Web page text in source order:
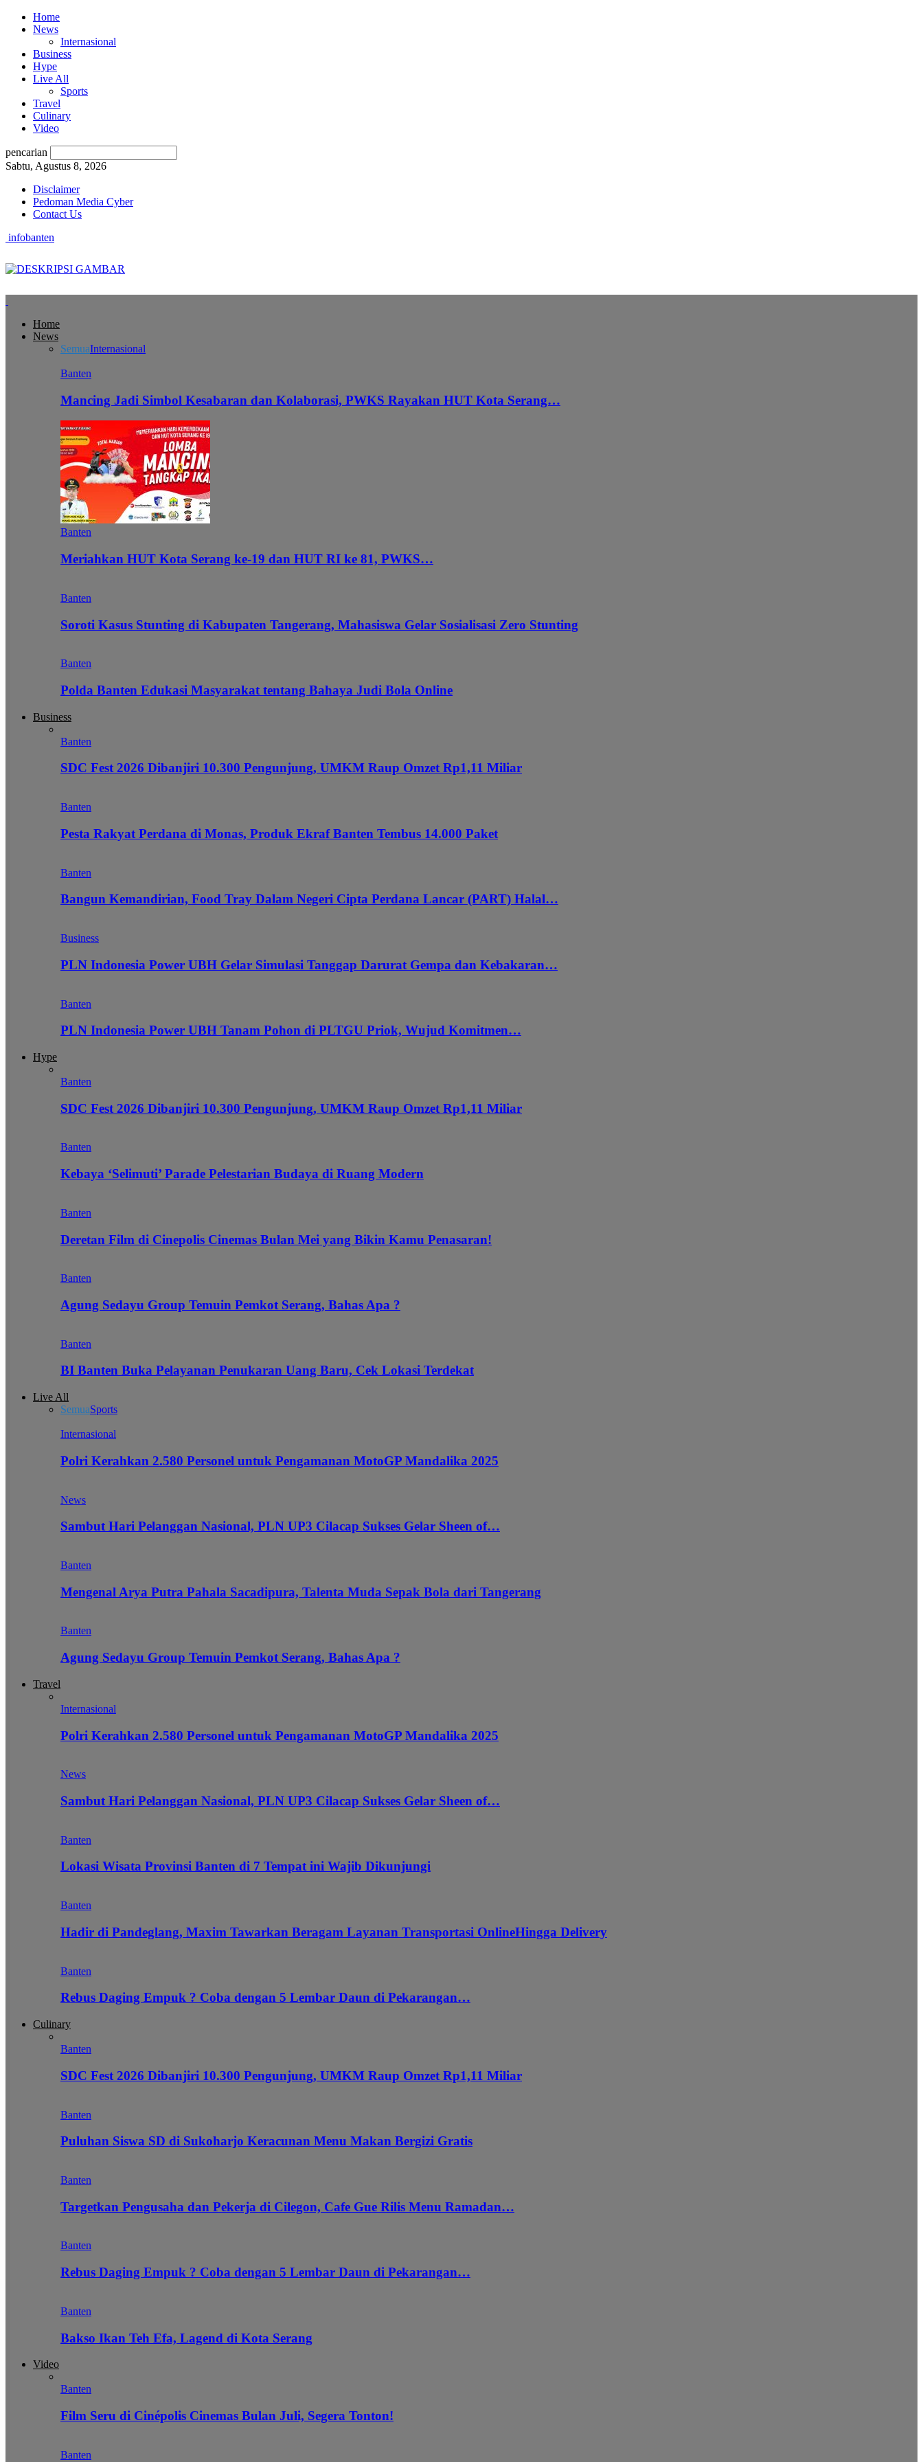
Home
News
Internasional
Business
Hype
Live All
Sports
Travel
Culinary
Video
pencarian
Sabtu, Agustus 8, 2026
Disclaimer
Pedoman Media Cyber
Contact Us
infobanten
Home
News
SemuaInternasional
Banten
Mancing Jadi Simbol Kesabaran dan Kolaborasi, PWKS Rayakan HUT Kota Serang…
Banten
Meriahkan HUT Kota Serang ke-19 dan HUT RI ke 81, PWKS…
Banten
Soroti Kasus Stunting di Kabupaten Tangerang, Mahasiswa Gelar Sosialisasi Zero Stunting
Banten
Polda Banten Edukasi Masyarakat tentang Bahaya Judi Bola Online
Business
Banten
SDC Fest 2026 Dibanjiri 10.300 Pengunjung, UMKM Raup Omzet Rp1,11 Miliar
Banten
Pesta Rakyat Perdana di Monas, Produk Ekraf Banten Tembus 14.000 Paket
Banten
Bangun Kemandirian, Food Tray Dalam Negeri Cipta Perdana Lancar (PART) Halal…
Business
PLN Indonesia Power UBH Gelar Simulasi Tanggap Darurat Gempa dan Kebakaran…
Banten
PLN Indonesia Power UBH Tanam Pohon di PLTGU Priok, Wujud Komitmen…
Hype
Banten
SDC Fest 2026 Dibanjiri 10.300 Pengunjung, UMKM Raup Omzet Rp1,11 Miliar
Banten
Kebaya ‘Selimuti’ Parade Pelestarian Budaya di Ruang Modern
Banten
Deretan Film di Cinepolis Cinemas Bulan Mei yang Bikin Kamu Penasaran!
Banten
Agung Sedayu Group Temuin Pemkot Serang, Bahas Apa ?
Banten
BI Banten Buka Pelayanan Penukaran Uang Baru, Cek Lokasi Terdekat
Live All
SemuaSports
Internasional
Polri Kerahkan 2.580 Personel untuk Pengamanan MotoGP Mandalika 2025
News
Sambut Hari Pelanggan Nasional, PLN UP3 Cilacap Sukses Gelar Sheen of…
Banten
Mengenal Arya Putra Pahala Sacadipura, Talenta Muda Sepak Bola dari Tangerang
Banten
Agung Sedayu Group Temuin Pemkot Serang, Bahas Apa ?
Travel
Internasional
Polri Kerahkan 2.580 Personel untuk Pengamanan MotoGP Mandalika 2025
News
Sambut Hari Pelanggan Nasional, PLN UP3 Cilacap Sukses Gelar Sheen of…
Banten
Lokasi Wisata Provinsi Banten di 7 Tempat ini Wajib Dikunjungi
Banten
Hadir di Pandeglang, Maxim Tawarkan Beragam Layanan Transportasi OnlineHingga Delivery
Banten
Rebus Daging Empuk ? Coba dengan 5 Lembar Daun di Pekarangan…
Culinary
Banten
SDC Fest 2026 Dibanjiri 10.300 Pengunjung, UMKM Raup Omzet Rp1,11 Miliar
Banten
Puluhan Siswa SD di Sukoharjo Keracunan Menu Makan Bergizi Gratis
Banten
Targetkan Pengusaha dan Pekerja di Cilegon, Cafe Gue Rilis Menu Ramadan…
Banten
Rebus Daging Empuk ? Coba dengan 5 Lembar Daun di Pekarangan…
Banten
Bakso Ikan Teh Efa, Lagend di Kota Serang
Video
Banten
Film Seru di Cinépolis Cinemas Bulan Juli, Segera Tonton!
Banten